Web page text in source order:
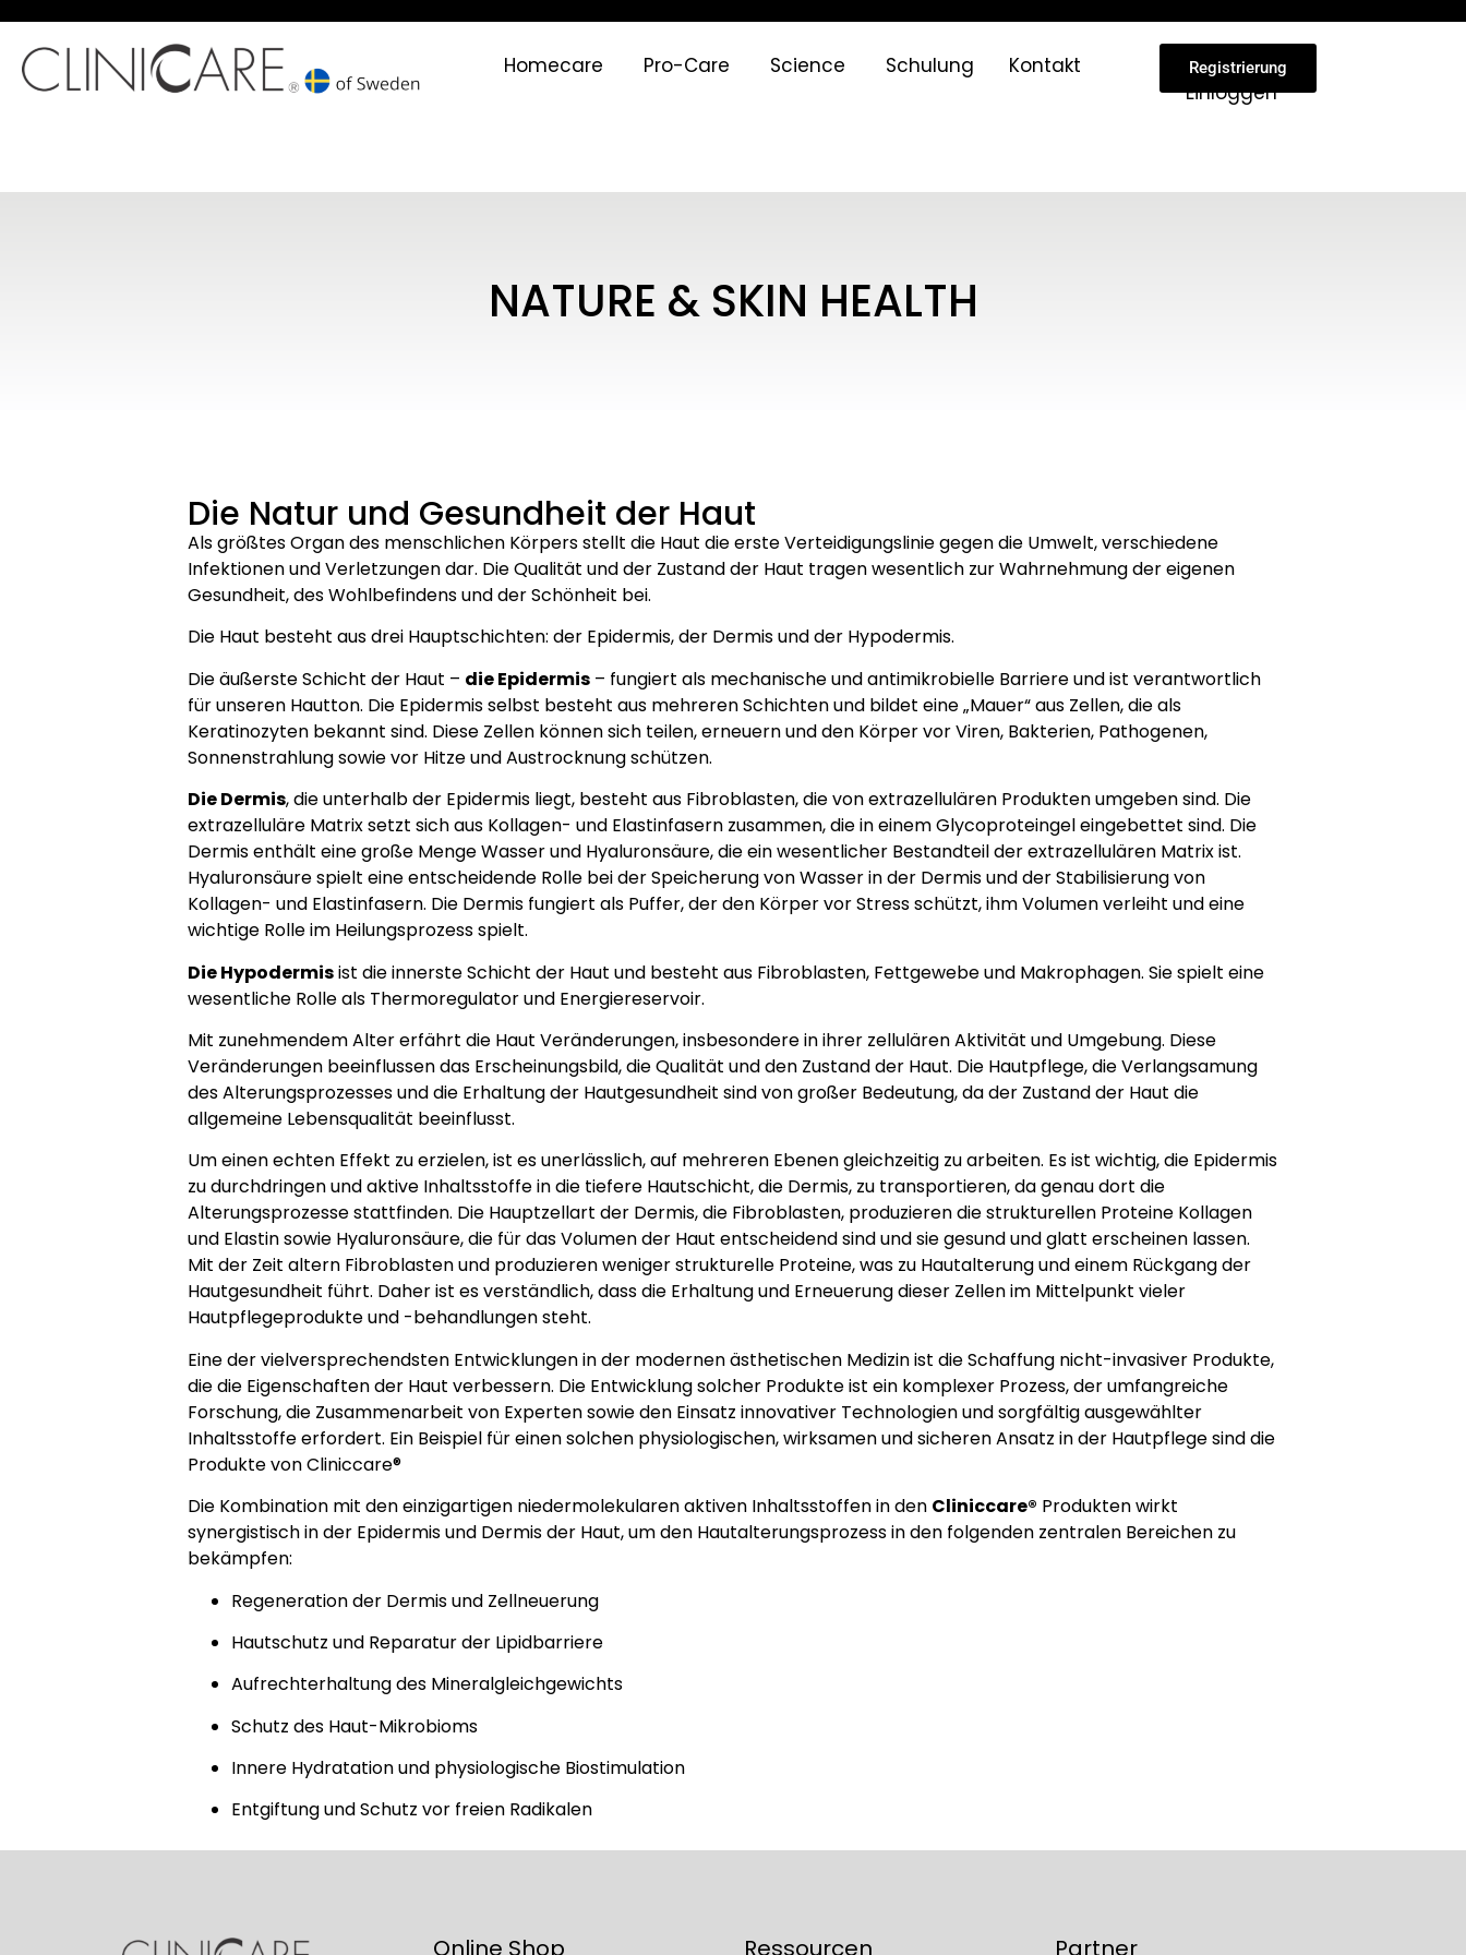
Homecare Pro-Care Science Schulung Kontakt Registrierung
Einloggen
NATURE & SKIN HEALTH
Die Natur und Gesundheit der Haut
Als größtes Organ des menschlichen Körpers stellt die Haut die erste Verteidigungslinie gegen die Umwelt, verschiedene
Infektionen und Verletzungen dar. Die Qualität und der Zustand der Haut tragen wesentlich zur Wahrnehmung der eigenen
Gesundheit, des Wohlbefindens und der Schönheit bei.
Die Haut besteht aus drei Hauptschichten: der Epidermis, der Dermis und der Hypodermis.
Die äußerste Schicht der Haut – die Epidermis – fungiert als mechanische und antimikrobielle Barriere und ist verantwortlich
für unseren Hautton. Die Epidermis selbst besteht aus mehreren Schichten und bildet eine „Mauer“ aus Zellen, die als
Keratinozyten bekannt sind. Diese Zellen können sich teilen, erneuern und den Körper vor Viren, Bakterien, Pathogenen,
Sonnenstrahlung sowie vor Hitze und Austrocknung schützen.
Die Dermis, die unterhalb der Epidermis liegt, besteht aus Fibroblasten, die von extrazellulären Produkten umgeben sind. Die
extrazelluläre Matrix setzt sich aus Kollagen- und Elastinfasern zusammen, die in einem Glycoproteingel eingebettet sind. Die
Dermis enthält eine große Menge Wasser und Hyaluronsäure, die ein wesentlicher Bestandteil der extrazellulären Matrix ist.
Hyaluronsäure spielt eine entscheidende Rolle bei der Speicherung von Wasser in der Dermis und der Stabilisierung von
Kollagen- und Elastinfasern. Die Dermis fungiert als Puffer, der den Körper vor Stress schützt, ihm Volumen verleiht und eine
wichtige Rolle im Heilungsprozess spielt.
Die Hypodermisist die innerste Schicht der Haut und besteht aus Fibroblasten, Fettgewebe und Makrophagen. Sie spielt eine
wesentliche Rolle als Thermoregulator und Energiereservoir.
Mit zunehmendem Alter erfährt die Haut Veränderungen, insbesondere in ihrer zellulären Aktivität und Umgebung. Diese
Veränderungen beeinflussen das Erscheinungsbild, die Qualität und den Zustand der Haut. Die Hautpflege, die Verlangsamung
des Alterungsprozesses und die Erhaltung der Hautgesundheit sind von großer Bedeutung, da der Zustand der Haut die
allgemeine Lebensqualität beeinflusst.
Um einen echten Effekt zu erzielen, ist es unerlässlich, auf mehreren Ebenen gleichzeitig zu arbeiten. Es ist wichtig, die Epidermis
zu durchdringen und aktive Inhaltsstoffe in die tiefere Hautschicht, die Dermis, zu transportieren, da genau dort die
Alterungsprozesse stattfinden. Die Hauptzellart der Dermis, die Fibroblasten, produzieren die strukturellen Proteine Kollagen
und Elastin sowie Hyaluronsäure, die für das Volumen der Haut entscheidend sind und sie gesund und glatt erscheinen lassen.
Mit der Zeit altern Fibroblasten und produzieren weniger strukturelle Proteine, was zu Hautalterung und einem Rückgang der
Hautgesundheit führt. Daher ist es verständlich, dass die Erhaltung und Erneuerung dieser Zellen im Mittelpunkt vieler
Hautpflegeprodukte und -behandlungen steht.
Eine der vielversprechendsten Entwicklungen in der modernen ästhetischen Medizin ist die Schaffung nicht-invasiver Produkte,
die die Eigenschaften der Haut verbessern. Die Entwicklung solcher Produkte ist ein komplexer Prozess, der umfangreiche
Forschung, die Zusammenarbeit von Experten sowie den Einsatz innovativer Technologien und sorgfältig ausgewählter
Inhaltsstoffe erfordert. Ein Beispiel für einen solchen physiologischen, wirksamen und sicheren Ansatz in der Hautpflege sind die
Produkte von Cliniccare®
Die Kombination mit den einzigartigen niedermolekularen aktiven Inhaltsstoffen in den Cliniccare® Produkten wirkt
synergistisch in der Epidermis und Dermis der Haut, um den Hautalterungsprozess in den folgenden zentralen Bereichen zu
bekämpfen:
Regeneration der Dermis und Zellneuerung
Hautschutz und Reparatur der Lipidbarriere
Aufrechterhaltung des Mineralgleichgewichts
Schutz des Haut-Mikrobioms
Innere Hydratation und physiologische Biostimulation
Entgiftung und Schutz vor freien Radikalen
Online Shop Ressourcen Partner